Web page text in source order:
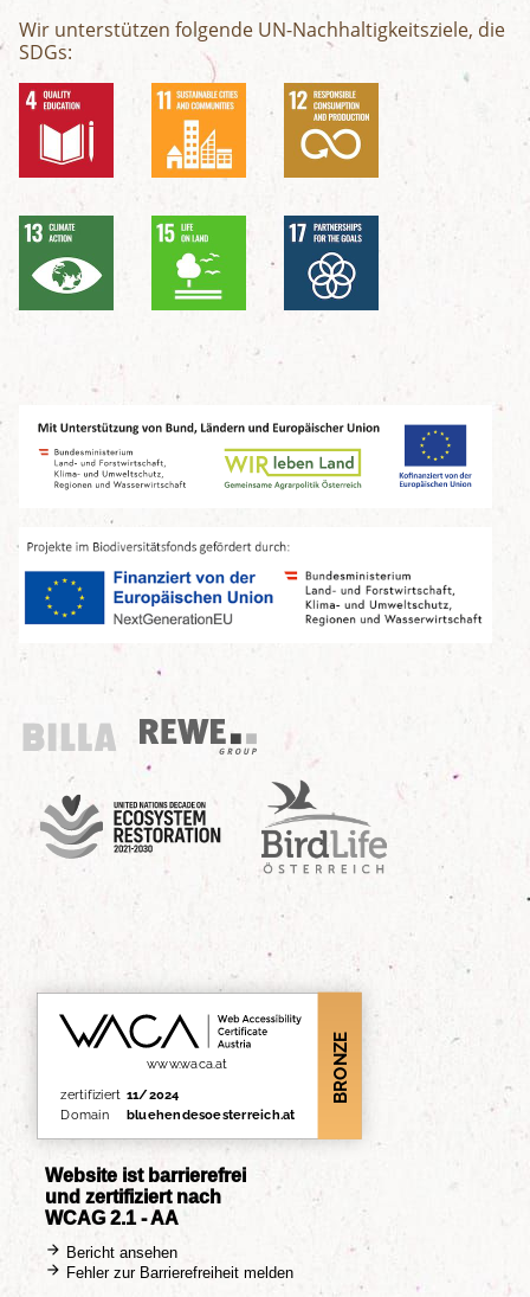
Wir unterstützen folgende UN-Nachhaltigkeitsziele, die
SDGs:
Billa
REWE Group
UN Decade
Birdlife